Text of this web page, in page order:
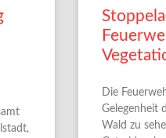
Die
Gelegenheit
Wald zu